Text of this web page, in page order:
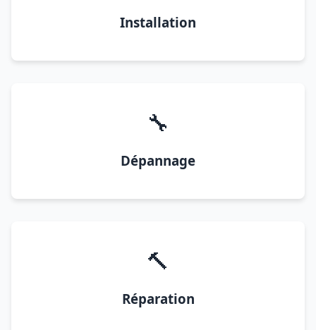
Installation
🔧
Dépannage
🔨
Réparation